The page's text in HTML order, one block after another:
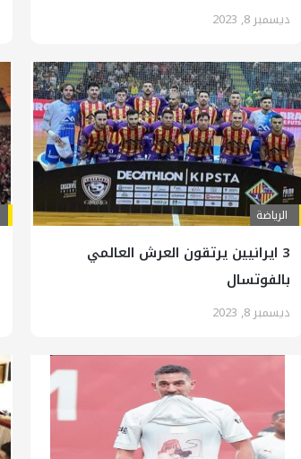
ديسمبر 8, 2023
الرياضة
3 ايرانيين يرتقون العرش العالمي
بالفوتسال
ديسمبر 8, 2023